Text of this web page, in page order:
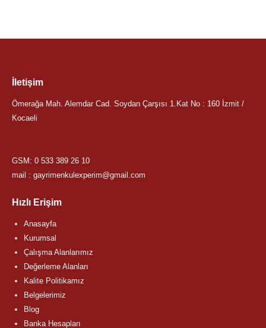
İletişim
Ömerağa Mah. Alemdar Cad. Soydan Çarşısı 1.Kat No : 160 İzmit /
Kocaeli
GSM: 0 533 389 26 10
mail : gayrimenkulexperim@gmail.com
Hızlı Erişim
Anasayfa
Kurumsal
Çalışma Alanlarımız
Değerleme Alanları
Kalite Politikamız
Belgelerimiz
Blog
Banka Hesapları